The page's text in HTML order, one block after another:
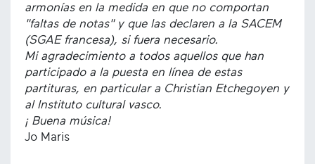
armonías en la medida en que no comportan
"faltas de notas" y que las declaren a la SACEM
(SGAE francesa), si fuera necesario.
Mi agradecimiento a todos aquellos que han
participado a la puesta en línea de estas
partituras, en particular a Christian Etchegoyen y
al Instituto cultural vasco.
¡ Buena música!
Jo Maris